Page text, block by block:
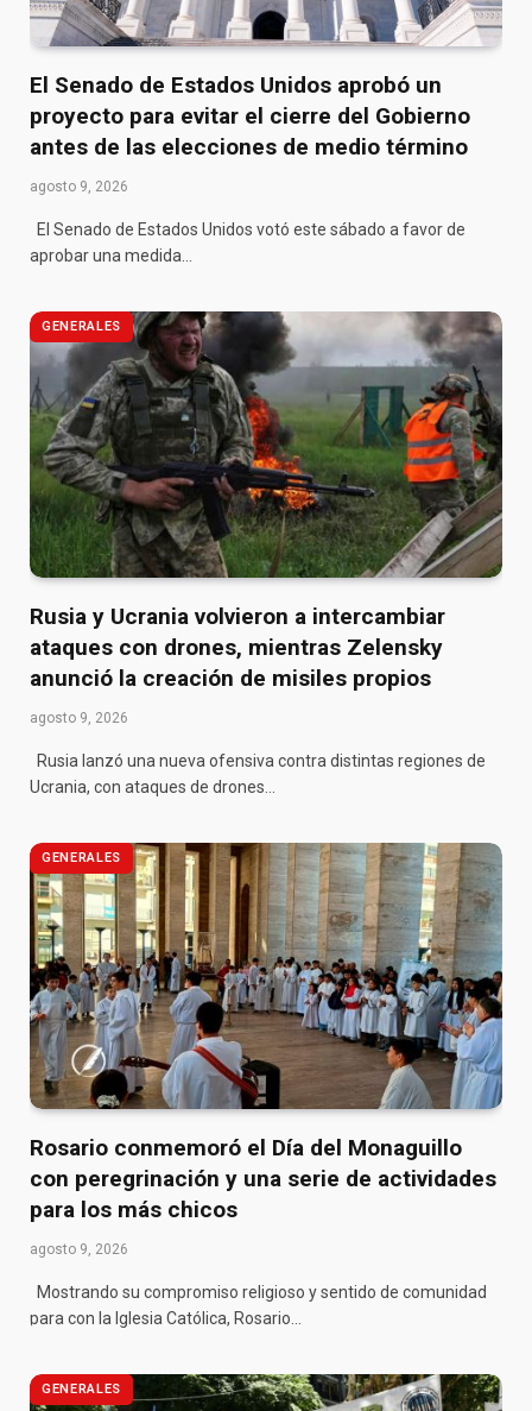
El Senado de Estados Unidos aprobó un
proyecto para evitar el cierre del Gobierno
antes de las elecciones de medio término
agosto 9, 2026
El Senado de Estados Unidos votó este sábado a favor de
aprobar una medida…
GENERALES
Rusia y Ucrania volvieron a intercambiar
ataques con drones, mientras Zelensky
anunció la creación de misiles propios
agosto 9, 2026
Rusia lanzó una nueva ofensiva contra distintas regiones de
Ucrania, con ataques de drones…
GENERALES
Rosario conmemoró el Día del Monaguillo
con peregrinación y una serie de actividades
para los más chicos
agosto 9, 2026
Mostrando su compromiso religioso y sentido de comunidad
para con la Iglesia Católica, Rosario…
GENERALES